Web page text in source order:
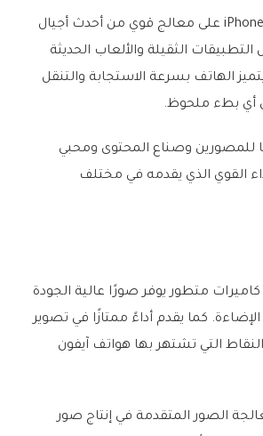
يعتمد iPhone 16 Pro Max على معالج قوي من أحدث أجيال
الثقيلة والألعاب الحديثة
الهاتف بسرعة الاستجابة والتنقل
أي بطء ملحوظ.
للمصورين وصناع المحتوى ومحبي
القوي الذي يقدمه في مختلف
متطور يوفر صورًا عالية الجودة
كما يقدم أداءً ممتازًا في تصوير
التي تشتهر بها هواتف آيفون
الصور المتقدمة في إنتاج صور